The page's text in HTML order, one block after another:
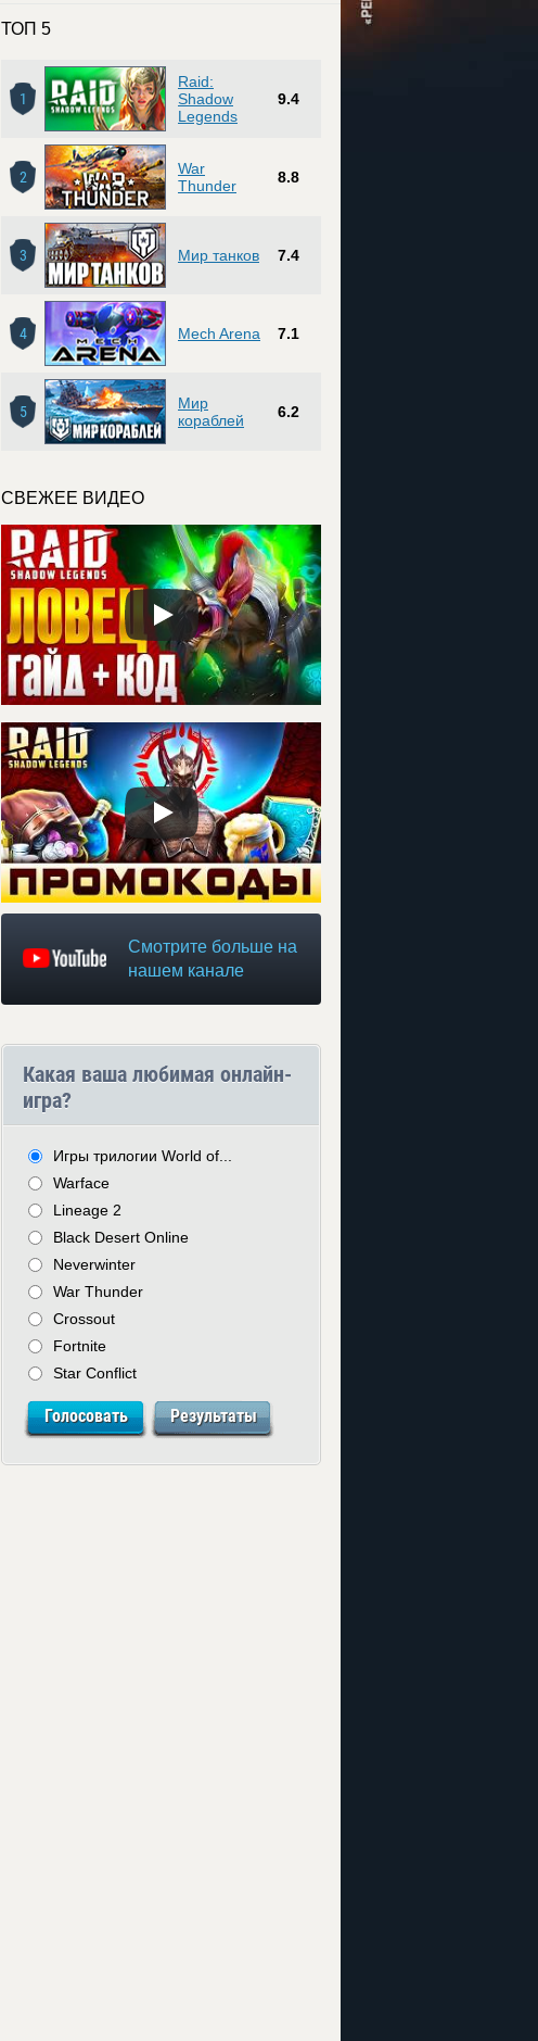
ТОП 5
1
Raid:
Shadow
Legends
9.4
2
War
Thunder
8.8
3 Мир танков 7.4
4 Mech Arena 7.1
5
Мир
кораблей
6.2
СВЕЖЕЕ ВИДЕО
Смотрите больше на
нашем канале
Какая ваша любимая онлайн-
игра?
Игры трилогии World of...
Warface
Lineage 2
Black Desert Online
Neverwinter
War Thunder
Crossout
Fortnite
Star Conflict